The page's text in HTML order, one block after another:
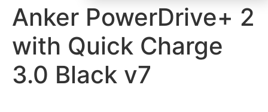
Anker PowerDrive+ 2
with Quick Charge
3.0 Black v7